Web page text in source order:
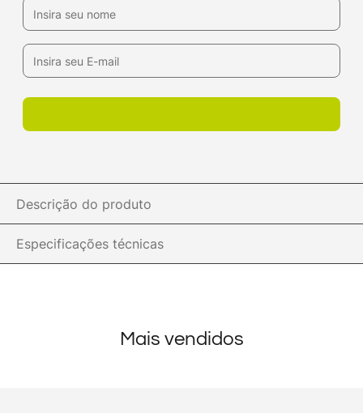
Descrição do produto
Especificações técnicas
Mais vendidos